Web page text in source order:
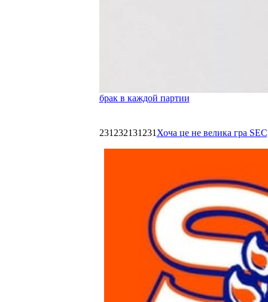
брак в каждой партии
231232131231 Хоча це не велика гра